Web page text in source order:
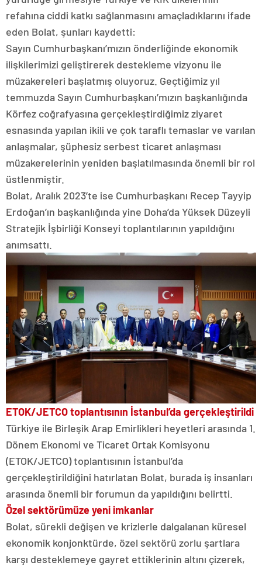
refahına ciddi katkı sağlanmasını amaçladıklarını ifade
eden Bolat, şunları kaydetti:
Sayın Cumhurbaşkanı’mızın önderliğinde ekonomik
ilişkilerimizi geliştirerek destekleme vizyonu ile
müzakereleri başlatmış oluyoruz. Geçtiğimiz yıl
temmuzda Sayın Cumhurbaşkanı’mızın başkanlığında
Körfez coğrafyasına gerçekleştirdiğimiz ziyaret
esnasında yapılan ikili ve çok taraflı temaslar ve varılan
anlaşmalar, şüphesiz serbest ticaret anlaşması
müzakerelerinin yeniden başlatılmasında önemli bir rol
üstlenmiştir.
Bolat, Aralık 2023’te ise Cumhurbaşkanı Recep Tayyip
Erdoğan’ın başkanlığında yine Doha’da Yüksek Düzeyli
Stratejik İşbirliği Konseyi toplantılarının yapıldığını
anımsattı.
ETOK/JETCO toplantısının İstanbul’da gerçekleştirildi
Türkiye ile Birleşik Arap Emirlikleri heyetleri arasında 1.
Dönem Ekonomi ve Ticaret Ortak Komisyonu
(ETOK/JETCO) toplantısının İstanbul’da
gerçekleştirildiğini hatırlatan Bolat, burada iş insanları
arasında önemli bir forumun da yapıldığını belirtti.
Özel sektörümüze yeni imkanlar
Bolat, sürekli değişen ve krizlerle dalgalanan küresel
ekonomik konjonktürde, özel sektörü zorlu şartlara
karşı desteklemeye gayret ettiklerinin altını çizerek,